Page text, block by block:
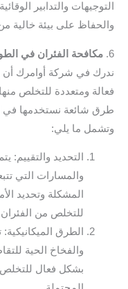
التوجيهات والتدابير
والحفاظ على بيئة خالية
6. مكافحة الفئران في
ندرك في شركة أوامرك أن
فعالة ومتعددة للتخلص
طرق شائعة نستخدمها في
وتشمل ما يلي:
التحديد والتقييم:
والمسارات التي
المشكلة وتحديد
للتخلص من
الطرق
والفخاخ الحية
بشكل فعال للتخلص